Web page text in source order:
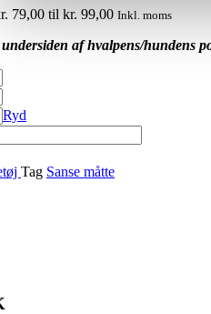
79,00 til kr. 99,00 Inkl. moms
af hvalpens/hundens
Ryd
Tag Sanse måtte